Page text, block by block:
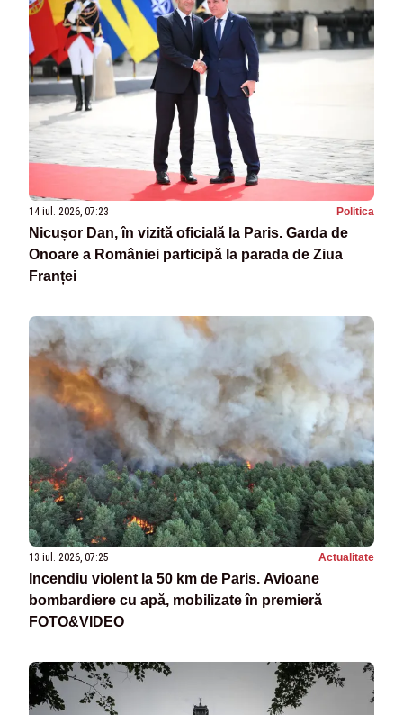
14 iul. 2026, 07:23 Politica
Nicușor Dan, în vizită oficială la Paris. Garda de
Onoare a României participă la parada de Ziua
Franței
13 iul. 2026, 07:25 Actualitate
Incendiu violent la 50 km de Paris. Avioane
bombardiere cu apă, mobilizate în premieră
FOTO&VIDEO